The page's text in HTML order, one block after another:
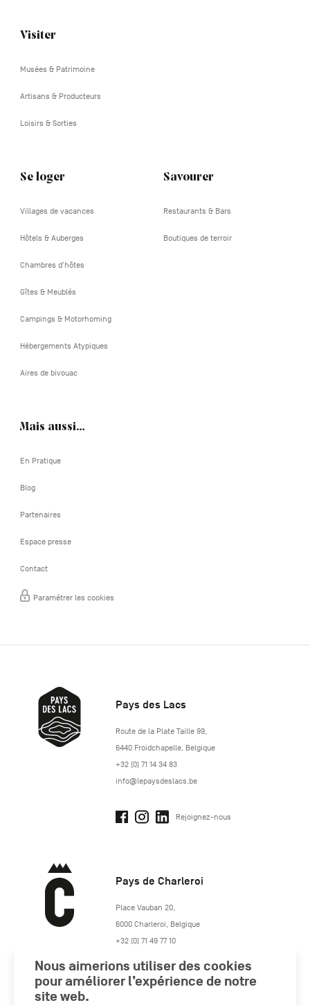
Navigation
Visiter
Musées & Patrimoine
Artisans & Producteurs
Loisirs & Sorties
Se loger
Villages de vacances
Hôtels & Auberges
Chambres d'hôtes
Gîtes & Meublés
Campings & Motorhoming
Hébergements Atypiques
Aires de bivouac
Savourer
Restaurants & Bars
Boutiques de terroir
Mais aussi…
En Pratique
Blog
Partenaires
Espace presse
Contact
Paramétrer les cookies
Pays des Lacs
http://www.lepaysdeslacs.be/
Route de la Plate Taille 99,
6440 Froidchapelle, Belgique
+32 (0) 71 14 34 83
info@lepaysdeslacs.be
Rejoignez-nous
Pays de Charleroi
https://www.paysdecharleroi.be/
Place Vauban 20,
6000 Charleroi Belgique
+32 (0) 71 49 77 10
Nous aimerions utiliser des cookies
pour améliorer l’expérience de notre
site web.